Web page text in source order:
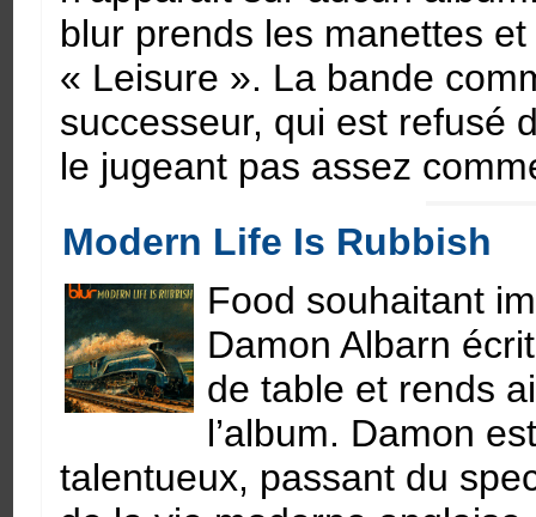
blur prends les manettes
« Leisure ». La bande
successeur, qui est refusé
le jugeant pas assez
Modern Life Is Rubbish
Food souhaitant
Damon Albarn
de table et rends
l’album. Damon
talentueux, passant du